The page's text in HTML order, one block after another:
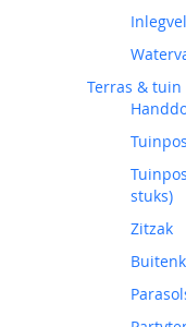
Terras & tuin
stuks)
Zitzak